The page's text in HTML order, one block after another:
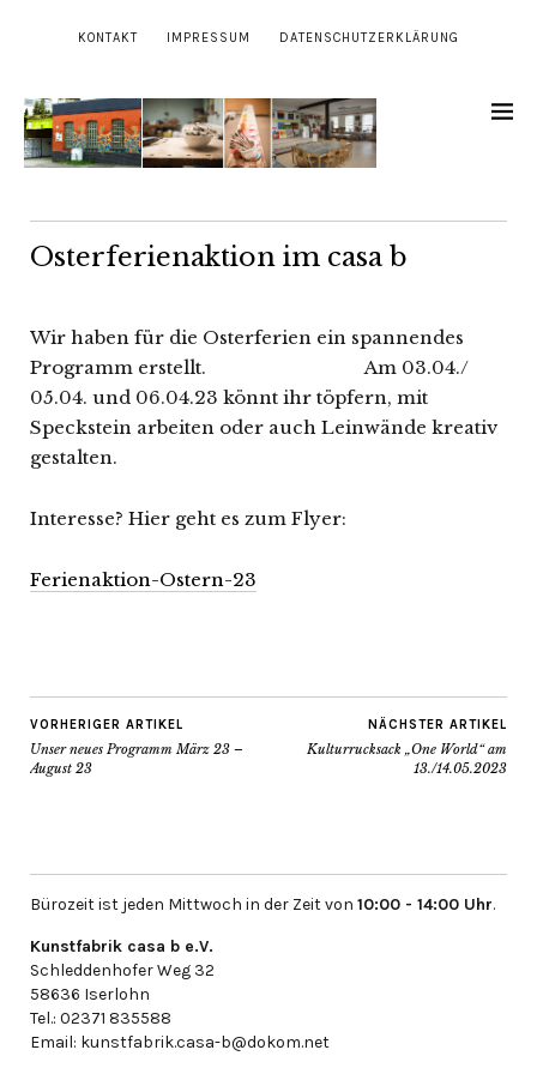
KONTAKT IMPRESSUM DATENSCHUTZERKLÄRUNG
Osterferienaktion im casa b
Wir haben für die Osterferien ein spannendes
Programm erstellt. Am 03.04./
05.04. und 06.04.23 könnt ihr töpfern, mit
Speckstein arbeiten oder auch Leinwände kreativ
gestalten.
Interesse? Hier geht es zum Flyer:
Ferienaktion-Ostern-23
VORHERIGER ARTIKEL
Unser neues Programm März 23 –
August 23
NÄCHSTER ARTIKEL
Kulturrucksack „One World“ am
13./14.05.2023
Bürozeit ist jeden Mittwoch in der Zeit von 10:00 - 14:00 Uhr.
Kunstfabrik casa b e.V.
Schleddenhofer Weg 32
58636 Iserlohn
Tel.: 02371 835588
Email: kunstfabrik.casa-b@dokom.net